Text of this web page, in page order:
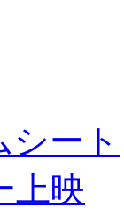
シート
上映